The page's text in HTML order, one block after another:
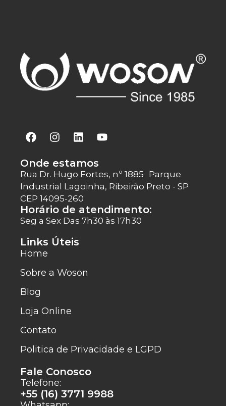
Onde estamos
Rua Dr. Hugo Fortes, nº 1885 Parque
Industrial Lagoinha, Ribeirão Preto - SP
CEP 14095-260
Horário de atendimento:
Seg a Sex Das 7h30 às 17h30
Links Úteis
Home
Sobre a Woson
Blog
Loja Online
Contato
Politica de Privacidade e LGPD
Fale Conosco
Telefone:
+55 (16) 3771 9988